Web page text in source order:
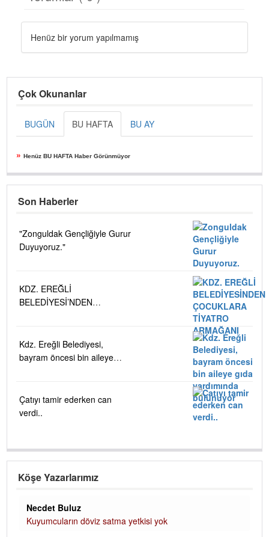
Henüz bir yorum yapılmamış
Çok Okunanlar
BUGÜN BU HAFTA BU AY
» Henüz BU HAFTA Haber Görünmüyor
Son Haberler
"Zonguldak Gençliğiyle Gurur
Duyuyoruz."
KDZ. EREĞLİ
BELEDİYESİ’NDEN
Kdz. Ereğli Belediyesi,
bayram öncesi bin aileye
Çatıyı tamir ederken can
verdi..
Köşe Yazarlarımız
Necdet Buluz
Kuyumcuların döviz satma yetkisi yok